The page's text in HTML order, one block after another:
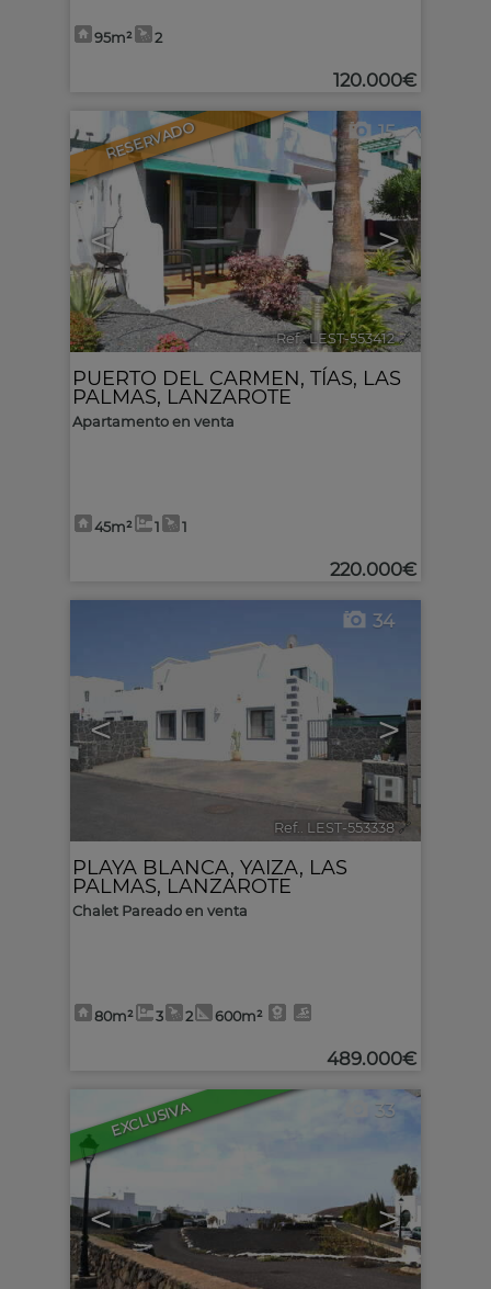
95m² 2
120.000€
RESERVADO
< >
15
Ref.. LEST-553412 🔗
PUERTO DEL CARMEN, TÍAS, LAS
PALMAS, LANZAROTE
Apartamento en venta
45m² 1 1
220.000€
< >
34
Ref.. LEST-553338 🔗
PLAYA BLANCA, YAIZA, LAS
PALMAS, LANZAROTE
Chalet Pareado en venta
80m² 3 2 600m²
489.000€
EXCLUSIVA
< >
33